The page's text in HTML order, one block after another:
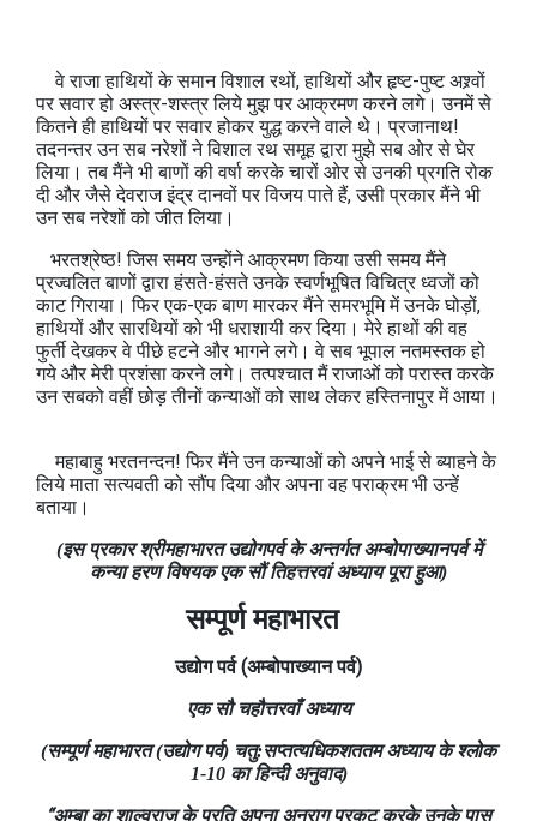
वे राजा हाथियों के समान विशाल रथों, हाथियों और हृष्‍ट-पुष्‍ट अश्र्वों
पर सवार हो अस्त्र-शस्त्र लिये मुझ पर आक्रमण करने लगे। उनमें से
कितने ही हाथियों पर सवार होकर युद्ध करने वाले थे। प्रजानाथ!
तदनन्तर उन सब नरेशों ने विशाल रथ समूह द्वारा मुझे सब ओर से घेर
लिया। तब मैंने भी बाणों की वर्षा करके चारों ओर से उनकी प्रगति रोक
दी और जैसे देवराज इंद्र दानवों पर विजय पाते हैं, उसी प्रकार मैंने भी
उन सब नरेशों को जीत लिया।
भरतश्रेष्‍ठ! जिस समय उन्होंने आक्रमण किया उसी समय मैंने
प्रज्वलित बाणों द्वारा हंसते-हंसते उनके स्वर्णभूषित विचित्र ध्‍वजों को
काट गिराया। फिर एक-एक बाण मारकर मैंने समरभूमि में उनके घोड़ों,
हाथियों और सारथियों को भी धराशायी कर दिया। मेरे हाथों की वह
फुर्ती देखकर वे पीछे हटने और भागने लगे। वे सब भूपाल नतमस्तक हो
गये और मेरी प्रशंसा करने लगे। तत्पश्‍चात मैं राजाओं को परास्त करके
उन सबको वहीं छोड़ तीनों कन्याओं को साथ लेकर हस्तिनापुर में आया।
महाबाहु भरतनन्दन! फिर मैंने उन कन्याओं को अपने भाई से ब्याहने के
लिये माता सत्यवती को सौंप दिया और अपना वह पराक्रम भी उन्हें
बताया।
(इस प्रकार श्रीमहाभारत उद्योगपर्व के अन्तर्गत अम्बोपाख्‍यानपर्व में
कन्या हरण विषयक एक सौं तिहत्तरवां अध्‍याय पूरा हुआ)
सम्पूर्ण महाभारत
उद्योगपर्व(अम्बोपाख्यान पर्व)
एक सौ चहौत्तरवाँ अध्याय
(सम्पूर्ण महाभारत (उद्योग पर्व) चतु:सप्तत्यधिकशततम अध्याय के श्लोक
1-10 का हिन्दी अनुवाद)
“अम्बा का शाल्वराज के प्रति अपना अनुराग प्रकट करके उनके पास